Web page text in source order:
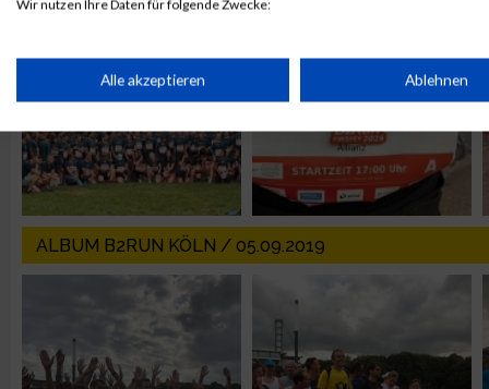
ALBUM B2RUN KÖLN / 05.09.2019
Wir nutzen Ihre Daten für folgende Zwecke:
Speichern von oder Zugriff auf Informationen auf einem
Verwendung reduzierter Daten zur Auswahl von Werbeanzeigen
Erstellung von Profilen für personalisierte Werbung
Verwendung von Profilen zur Auswahl personalisierter
Erstellung von Profilen zur Personalisierung von Inhalten
Alle akzeptieren Ablehnen